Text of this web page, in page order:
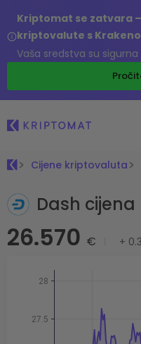
Kriptomat se zatvara
kriptovalute s
Vaša sredstva su
Cijene kriptovaluta
Dash cijena
26.570 € +